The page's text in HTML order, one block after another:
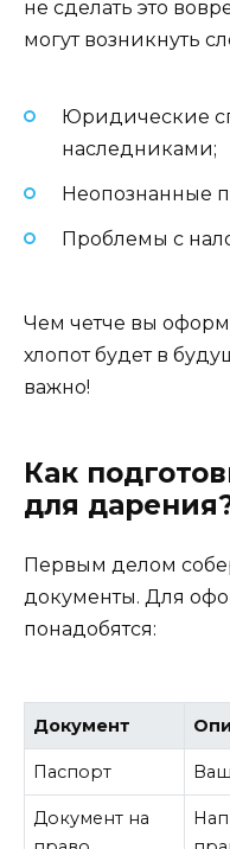
не сделать это
могут возникнуть
Юридические
наследниками;
Неопознанные
Проблемы с
Чем четче вы
хлопот будет в
важно!
Как
для
Первым делом
документы. Для
понадобятся:
Документ
Паспорт
Документ на